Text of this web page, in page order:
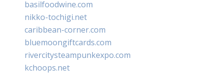
basilfoodwine.com
nikko-tochigi.net
caribbean-corner.com
bluemoongiftcards.com
rivercitysteampunkexpo.com
kchoops.net